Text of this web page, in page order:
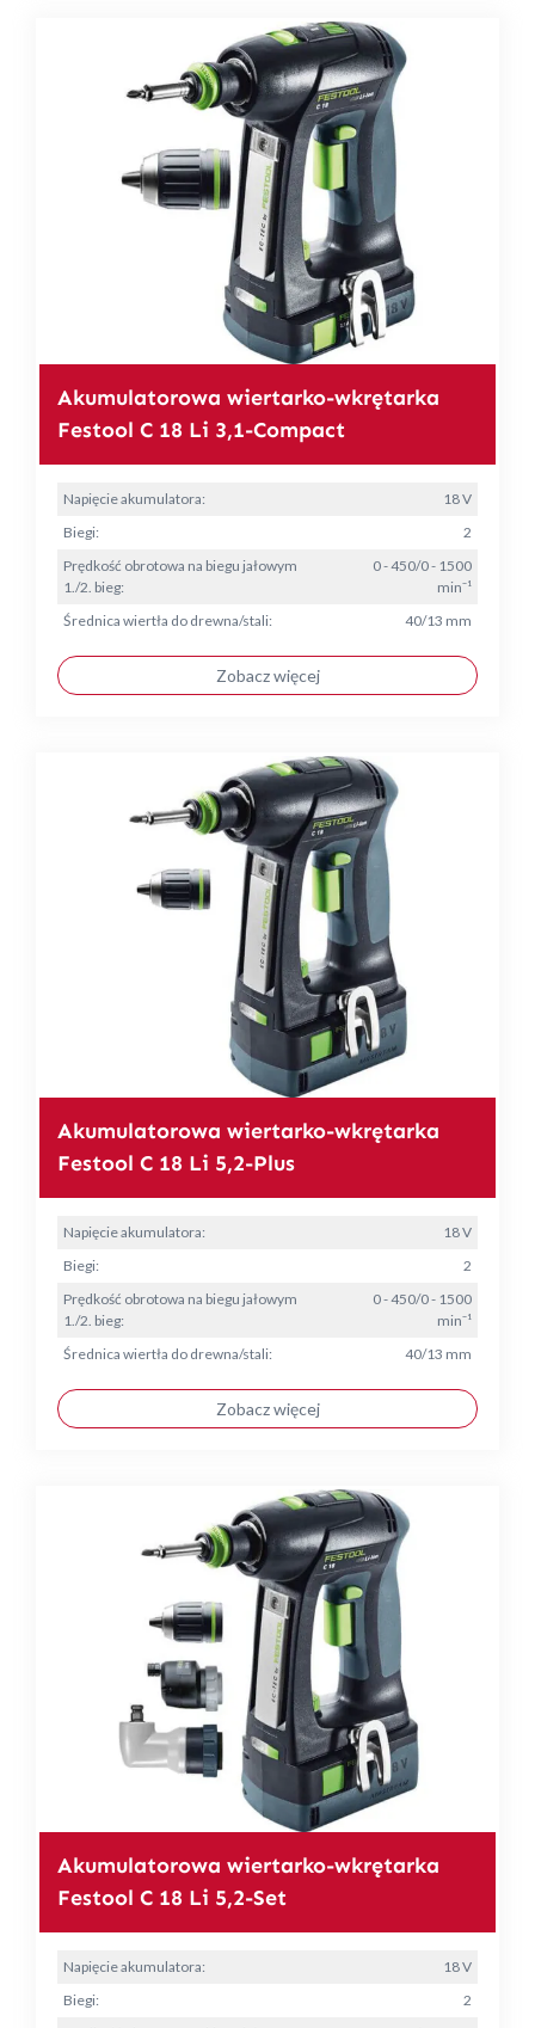
Akumulatorowa wiertarko-wkrętarka
Festool C 18 Li 3,1-Compact
Napięcie akumulatora:
18 V
Biegi:
2
Prędkość obrotowa na biegu jałowym
1./2. bieg:
0 - 450/0 - 1500
min⁻¹
Średnica wiertła do drewna/stali:
40/13 mm
Zobacz więcej
Akumulatorowa wiertarko-wkrętarka
Festool C 18 Li 5,2-Plus
Napięcie akumulatora:
18 V
Biegi:
2
Prędkość obrotowa na biegu jałowym
1./2. bieg:
0 - 450/0 - 1500
min⁻¹
Średnica wiertła do drewna/stali:
40/13 mm
Zobacz więcej
Akumulatorowa wiertarko-wkrętarka
Festool C 18 Li 5,2-Set
Napięcie akumulatora:
18 V
Biegi:
2